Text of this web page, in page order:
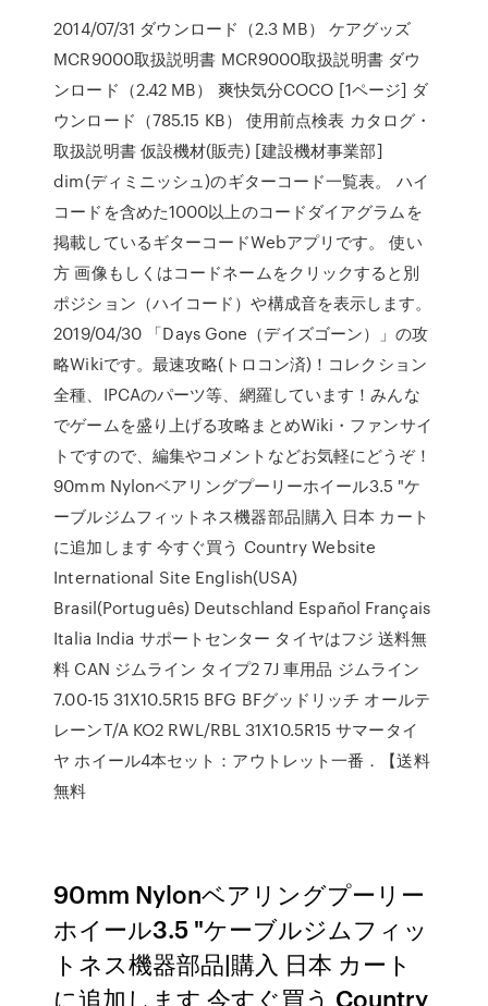
2014/07/31 ダウンロード（2.3 MB） ケアグッズ
MCR9000取扱説明書 MCR9000取扱説明書 ダウ
ンロード（2.42 MB） 爽快気分COCO [1ページ] ダ
ウンロード（785.15 KB） 使用前点検表 カタログ・
取扱説明書 仮設機材(販売) [建設機材事業部]
dim(ディミニッシュ)のギターコード一覧表。 ハイ
コードを含めた1000以上のコードダイアグラムを
掲載しているギターコードWebアプリです。 使い
方 画像もしくはコードネームをクリックすると別
ポジション（ハイコード）や構成音を表示します。
2019/04/30 「Days Gone（デイズゴーン）」の攻
略Wikiです。最速攻略(トロコン済)！コレクション
全種、IPCAのパーツ等、網羅しています！みんな
でゲームを盛り上げる攻略まとめWiki・ファンサイ
トですので、編集やコメントなどお気軽にどうぞ！
90mm Nylonベアリングプーリーホイール3.5 "ケ
ーブルジムフィットネス機器部品|購入 日本 カート
に追加します 今すぐ買う Country Website
International Site English(USA)
Brasil(Português) Deutschland Español Français
Italia India サポートセンター タイヤはフジ 送料無
料 CAN ジムライン タイプ2 7J 車用品 ジムライン
7.00-15 31X10.5R15 BFG BFグッドリッチ オールテ
レーンT/A KO2 RWL/RBL 31X10.5R15 サマータイ
ヤ ホイール4本セット：アウトレット一番．【送料
無料
90mm Nylonベアリングプーリー
ホイール3.5 "ケーブルジムフィッ
トネス機器部品|購入 日本 カート
に追加します 今すぐ買う Country